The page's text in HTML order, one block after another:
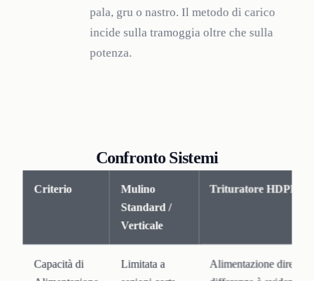
pala, gru o nastro. Il metodo di carico
incide sulla tramoggia oltre che sulla
potenza.
Confronto Sistemi
Criterio
Mulino
Standard /
Verticale
Trituratore HDPE
Capacità di
Limitata a
Alimentazione diretta